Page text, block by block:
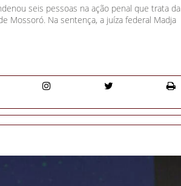
seis pessoas na ação penal que trata da
Mossoró. Na sentença, a juíza federal Madja